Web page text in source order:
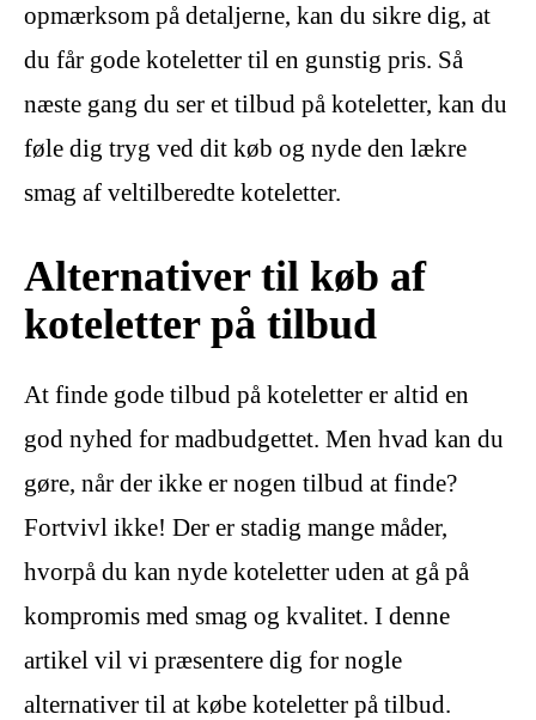
opmærksom på detaljerne, kan du sikre dig, at
du får gode koteletter til en gunstig pris. Så
næste gang du ser et tilbud på koteletter, kan du
føle dig tryg ved dit køb og nyde den lækre
smag af veltilberedte koteletter.
Alternativer til køb af
koteletter på tilbud
At finde gode tilbud på koteletter er altid en
god nyhed for madbudgettet. Men hvad kan du
gøre, når der ikke er nogen tilbud at finde?
Fortvivl ikke! Der er stadig mange måder,
hvorpå du kan nyde koteletter uden at gå på
kompromis med smag og kvalitet. I denne
artikel vil vi præsentere dig for nogle
alternativer til at købe koteletter på tilbud.